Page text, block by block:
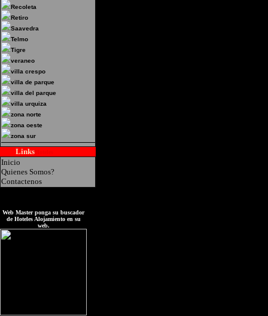
Recoleta
Retiro
Saavedra
Telmo
Tigre
veraneo
villa crespo
villa de parque
villa del parque
villa urquiza
zona norte
zona oeste
zona sur
Links
Inicio
Quienes Somos?
Contactenos
Web Master ponga su buscador
de Hoteles Alojamiento en su
web.